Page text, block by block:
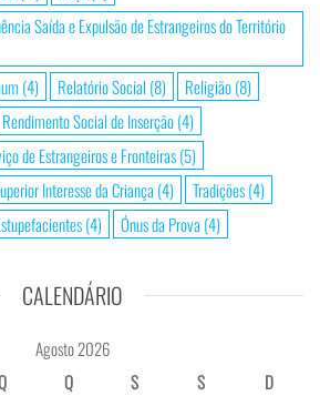
Saída e Expulsão de Estrangeiros do Território
(4) Relatório Social (8) Religião(8)
Rendimento Social de Inserção(4)
de Estrangeiros e Fronteiras(5)
Interesse da Criança (4) Tradições(4)
(4) Ónus da Prova (4)
CALENDÁRIO
Agosto 2026
Q S S
D